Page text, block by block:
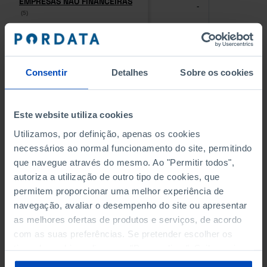
Consentir Detalhes Sobre os cookies
Este website utiliza cookies
Utilizamos, por definição, apenas os cookies
necessários ao normal funcionamento do site, permitindo
que navegue através do mesmo. Ao "Permitir todos",
autoriza a utilização de outro tipo de cookies, que
permitem proporcionar uma melhor experiência de
navegação, avaliar o desempenho do site ou apresentar
as melhores ofertas de produtos e serviços, de acordo
com as suas preferências. Se pretender escolher os
sobre cookies através da gestão de preferências ou da
(5)
(5)
-
PESSOAL AO SERVIÇO NAS
EMPRESAS NÃO FINANCEIRAS
PESSOAL AO SERVIÇO NAS
EMPRESAS NÃO FINANCEIRAS
(5)
- -
QUATRO MAIORES EMPRESAS
Empresas não financeiras
QUATRO MAIORES EMPRESAS
Empresas não financeiras
VOLUME DE NEGÓCIOS DAS
QUATRO MAIORES EMPRESAS
DO MUNICÍPIO (%)
Empresas não financeiras
VOLUME DE NEGÓCIOS DAS
QUATRO MAIORES EMPRESAS
DO MUNICÍPIO (%)
Empresas não financeiras
BANCOS, CAIXAS ECONÓMICAS
BANCOS, CAIXAS ECONÓMICAS -
CAIXAS DE CRÉDITO AGRÍCOLA
CAIXAS DE CRÉDITO AGRÍCOLA